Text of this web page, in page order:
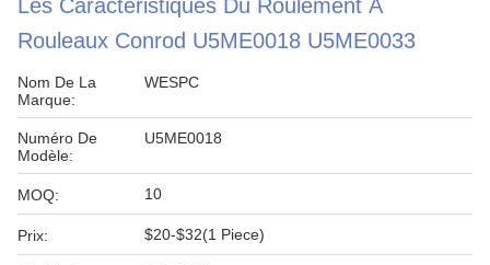
Les Caractéristiques Du Roulement À
Rouleaux Conrod U5ME0018 U5ME0033
Nom De La
Marque:
WESPC
Numéro De
Modèle:
U5ME0018
MOQ: 10
Prix: $20-$32(1 Piece)